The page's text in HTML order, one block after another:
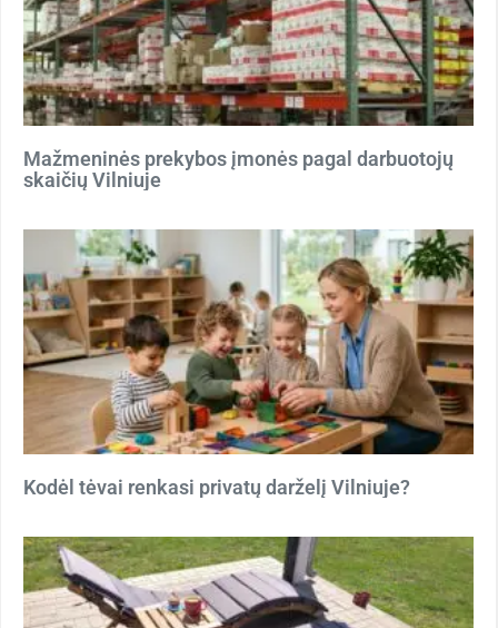
Mažmeninės prekybos įmonės pagal darbuotojų
skaičių Vilniuje
Kodėl tėvai renkasi privatų darželį Vilniuje?